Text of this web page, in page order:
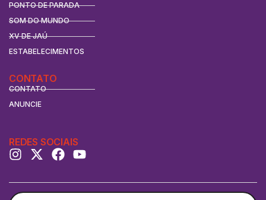
PONTO DE PARADA
SOM DO MUNDO
XV DE JAÚ
ESTABELECIMENTOS
CONTATO
CONTATO
ANUNCIE
REDES SOCIAIS